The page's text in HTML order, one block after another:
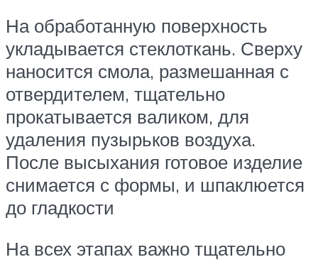
На обработанную поверхность
укладывается стеклоткань. Сверху
наносится смола, размешанная с
отвердителем, тщательно
прокатывается валиком, для
удаления пузырьков воздуха.
После высыхания готовое изделие
снимается с формы, и шпаклюется
до гладкости
На всех этапах важно тщательно